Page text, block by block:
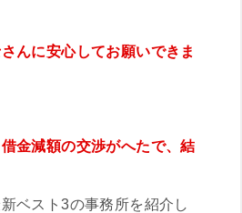
んに安心してお願いできま
金減額の交渉がへたで、結
ベスト3の事務所を紹介し